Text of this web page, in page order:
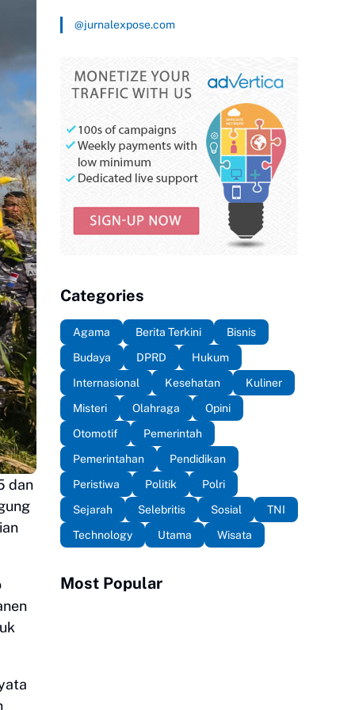
dan
@jurnalexpose.com
Categories
Agama Berita Terkini
Bisnis
Budaya
DPRD
Hukum
Internasional
Kesehatan
Kuliner
Misteri
Olahraga
Opini
Otomotif
Pemerintah
Pemerintahan
Pendidikan
Peristiwa
Politik
Polri
Sejarah
Selebritis Sosial
TNI
Technology
Utama Wisata
Most Popular